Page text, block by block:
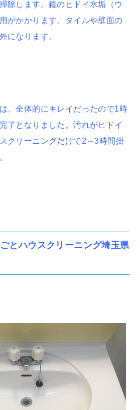
除します。鏡のヒドイ水垢（ウ
がかかります。タイルや壁面の
になります。
、全体的にキレイだったので1時
了となりました。汚れがヒドイ
クリーニングだけで2～3時間掛
とハウスクリーニング埼玉県